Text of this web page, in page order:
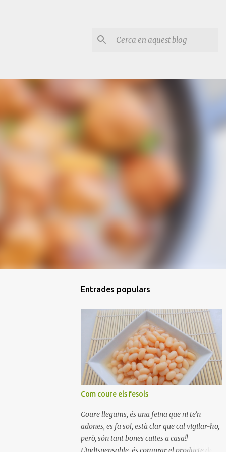
Entrades populars
Com coure els fesols
Coure llegums, és una feina que ni te'n
adones, es fa sol, està clar que cal vigilar-ho,
però, són tant bones cuites a casa!!